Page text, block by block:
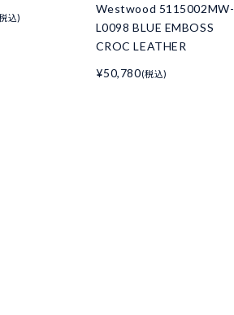
込)
Westwood 5115002MW-
L0098 BLUE EMBOSS
CROC LEATHER
¥50,780(税込)